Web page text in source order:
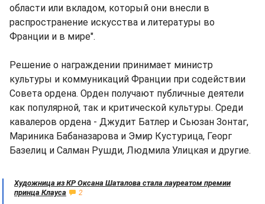
области или вкладом, который они внесли в
распространение искусства и литературы во
Франции и в мире".
Решение о награждении принимает министр
культуры и коммуникаций Франции при содействии
Совета ордена. Орден получают публичные деятели
как популярной, так и критической культуры. Среди
кавалеров ордена - Джудит Батлер и Сьюзан Зонтаг,
Мариника Бабаназарова и Эмир Кустурица, Георг
Базелиц и Салман Рушди, Людмила Улицкая и другие.
Художница из КР Оксана Шаталова стала лауреатом премии
принца Клауса
2